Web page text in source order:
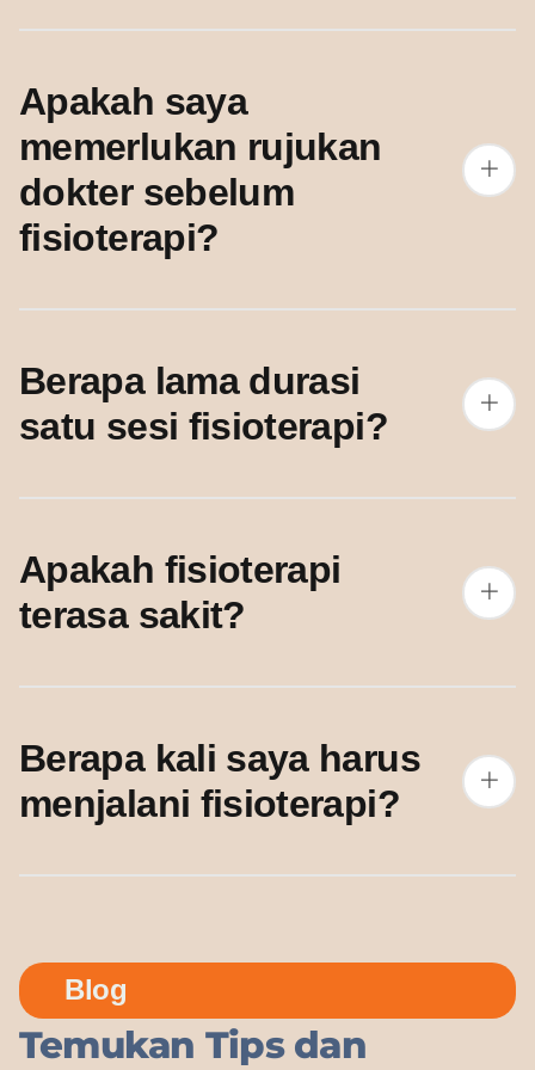
Apakah saya
memerlukan rujukan
dokter sebelum
fisioterapi?
Berapa lama durasi
satu sesi fisioterapi?
Apakah fisioterapi
terasa sakit?
Berapa kali saya harus
menjalani fisioterapi?
Blog
Temukan Tips dan